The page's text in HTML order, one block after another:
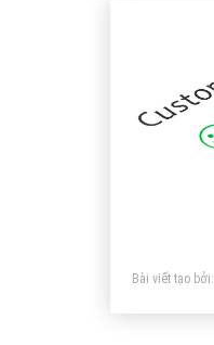
Bài viết tạo bởi: